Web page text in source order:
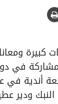
كبيرة
في
أندية في
ودير